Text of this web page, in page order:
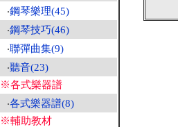
‧鋼琴樂理(45)
‧鋼琴技巧(46)
‧聯彈曲集(9)
‧聽音(23)
※各式樂器譜
‧各式樂器譜(8)
※輔助教材